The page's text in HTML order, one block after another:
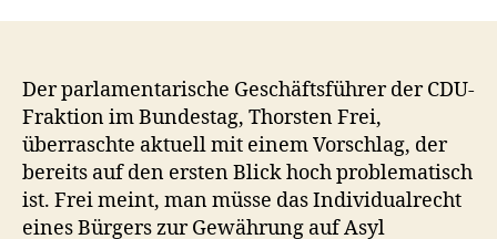
Der parlamentarische Geschäftsführer der CDU-
Fraktion im Bundestag, Thorsten Frei,
überraschte aktuell mit einem Vorschlag, der
bereits auf den ersten Blick hoch problematisch
ist. Frei meint, man müsse das Individualrecht
eines Bürgers zur Gewährung auf Asyl